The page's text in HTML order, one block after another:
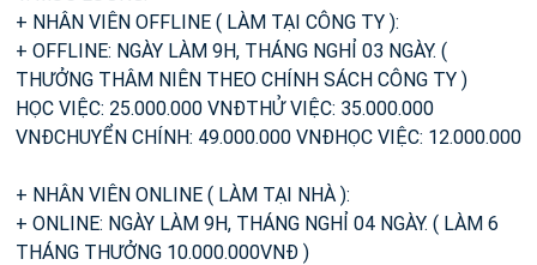
+ NHÂN VIÊN OFFLINE ( LÀM TẠI CÔNG TY ):
+ OFFLINE: NGÀY LÀM 9H, THÁNG NGHỈ 03 NGÀY. (
THƯỞNG THÂM NIÊN THEO CHÍNH SÁCH CÔNG TY )
HỌC VIỆC: 25.000.000 VNĐTHỬ VIỆC: 35.000.000
VNĐCHUYỂN CHÍNH: 49.000.000 VNĐ
+ NHÂN VIÊN ONLINE ( LÀM TẠI NHÀ ):
+ ONLINE: NGÀY LÀM 9H, THÁNG NGHỈ 04 NGÀY. ( LÀM 6
THÁNG THƯỞNG 10.000.000VNĐ )
HỌC VIỆC: 12.000.000